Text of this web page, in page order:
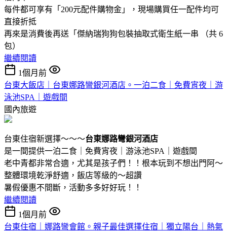
每件都可享有「200元配件購物金」，現場購買任一配件均可
直接折抵
再來是消費後再送「傑納瑞狗狗包裝抽取式衛生紙一串 （共 6
包）
繼續閱讀
1個月前
台東大飯店｜台東娜路彎銀河酒店。一泊二食｜免費宵夜｜游
泳池SPA｜遊戲間
國內旅遊
台東住宿新選擇～～～台東娜路彎銀河酒店
是一間提供一泊二食｜免費宵夜｜游泳池SPA｜遊戲間
老中青都非常合適，尤其是孩子們！！根本玩到不想出門阿～
整體環境乾淨舒適，飯店等級的～超讚
暑假優惠不間斷，活動多多好好玩！！
繼續閱讀
1個月前
台東住宿｜娜路彎會館。親子最佳選擇住宿｜獨立陽台｜熱氣